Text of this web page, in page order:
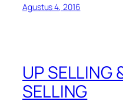
Agustus 4, 2016
UP SELLING
SELLING